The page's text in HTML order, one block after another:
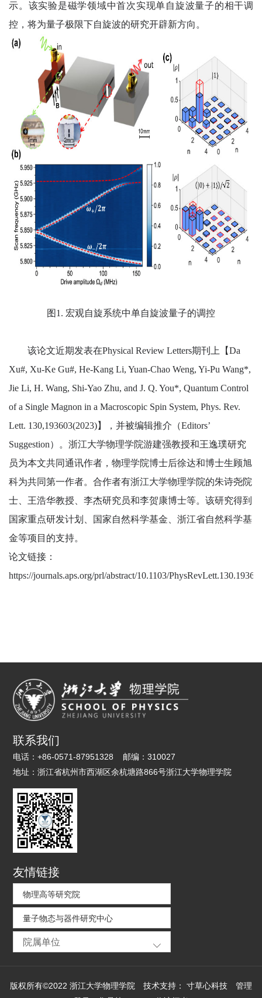
示。该实验是磁学领域中首次实现单自旋波量子的相干调
控，将为量子极限下自旋波的研究开辟新方向。
图 1. 宏观自旋系统中单自旋波量子的调控
该论文近期发表在Physical Review Letters期刊上【Da
Xu#, Xu-Ke Gu#, He-Kang Li, Yuan-Chao Weng, Yi-Pu Wang*,
Jie Li, H. Wang, Shi-Yao Zhu, and J. Q. You*, Quantum Control
of a Single Magnon in a Macroscopic Spin System, Phys. Rev.
Lett. 130,193603(2023)】，并被编辑推介（Editors’
Suggestion）。浙江大学物理学院游建强教授和王逸璞研究
员为本文共同通讯作者，物理学院博士后徐达和博士生顾旭
科为共同第一作者。合作者有浙江大学物理学院的朱诗尧院
士、王浩华教授、李杰研究员和李贺康博士等。该研究得到
国家重点研发计划、国家自然科学基金、浙江省自然科学基
金等项目的支持。
论文链接：
https://journals.aps.org/prl/abstract/10.1103/
联系我们
电话：+86-0571-87951328 邮编：310027
地址：浙江省杭州市西湖区余杭塘路866号浙江大学物理学院
友情链接
物理高等研究院
量子物态与器件研究中心
院属单位
版权所有©2022 浙江大学物理学院 技术支持： 寸草心科技
管理